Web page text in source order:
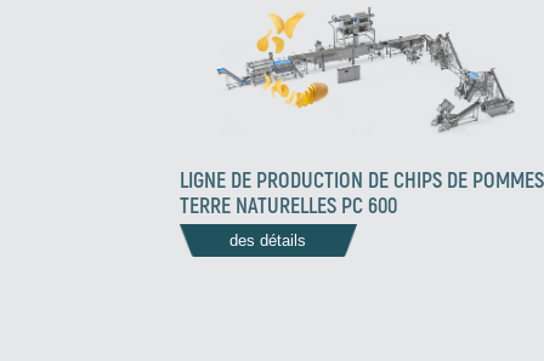
LIGNE DE PRODUCTION DE CHIPS DE
TERRE NATURELLES PC 600
des détails